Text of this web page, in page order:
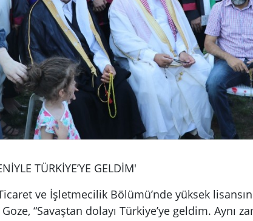
TÜRKİYE’YE GELDİM'
ve İşletmecilik Bölümü’nde yüksek
“Savaştan dolayı Türkiye’ye geldim. Aynı